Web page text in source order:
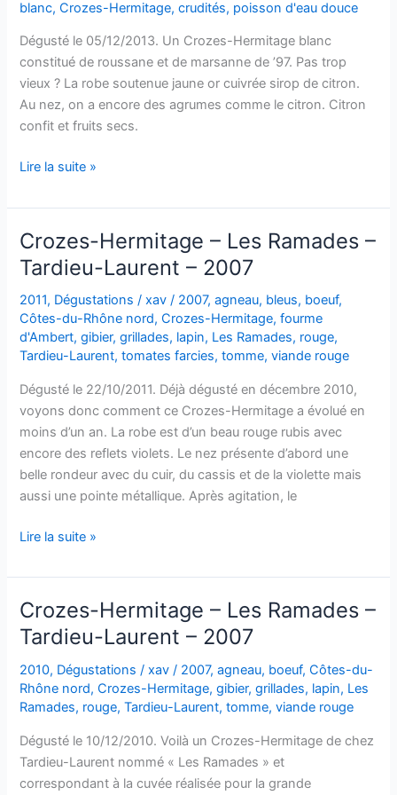
blanc,Crozes-Hermitage,crudités, poisson d'eau douce
Dégusté le 05/12/2013. Un Crozes-Hermitage blanc
constitué de roussane et de marsanne de ’97. Pas trop
vieux ? La robe soutenue jaune or cuivrée sirop de citron.
Au nez, on a encore des agrumes comme le citron. Citron
confit et fruits secs.
Crozes-
–
Alain
Graillot
–
1997
Lire la suite »
Crozes-Hermitage – Les Ramades –
Tardieu-Laurent – 2007
2011, Dégustations /xav/ 2007,agneau, bleus, boeuf,
Côtes-du-Rhône nord,Crozes-Hermitage,fourme
d'Ambert,gibier,grillades, lapin, Les Ramades, rouge,
Tardieu-Laurent,tomates farcies,tomme,viande rouge
Dégusté le 22/10/2011. Déjà dégusté en décembre 2010,
voyons donc comment ce Crozes-Hermitage a évolué en
moins d’un an. La robe est d’un beau rouge rubis avec
encore des reflets violets. Le nez présente d’abord une
belle rondeur avec du cuir, du cassis et de la violette mais
aussi une pointe métallique. Après agitation, le
Crozes-
–
Les
Ramades
–
Tardieu-
Laurent
–
Lire la suite »
Crozes-Hermitage – Les Ramades –
Tardieu-Laurent – 2007
2010, Dégustations /xav/ 2007,agneau, boeuf,Côtes-du-
Rhône nord,Crozes-Hermitage,gibier,grillades, lapin, Les
Ramades, rouge,Tardieu-Laurent,tomme,viande rouge
Dégusté le 10/12/2010. Voilà un Crozes-Hermitage de chez
Tardieu-Laurent nommé « Les Ramades » et
correspondant à la cuvée réalisée pour la grande